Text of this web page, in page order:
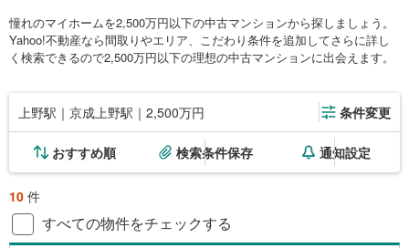
憧れのマイホームを2,500万円以下の中古マンションから探しましょう。
Yahoo!不動産なら間取りやエリア、こだわり条件を追加してさらに詳し
く検索できるので2,500万円以下の理想の中古マンションに出会えます。
上野駅｜京成上野駅｜2,500万円 条件変更
おすすめ順 検索条件保存 通知設定
10 件
すべての物件をチェックする